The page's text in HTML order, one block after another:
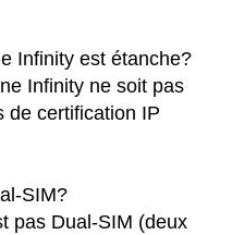
Infinity est étanche?
Infinity ne soit pas
de certification IP
SIM?
pas Dual-SIM (deux